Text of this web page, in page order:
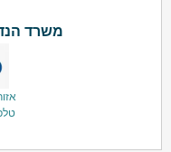
משרד
טלפון: